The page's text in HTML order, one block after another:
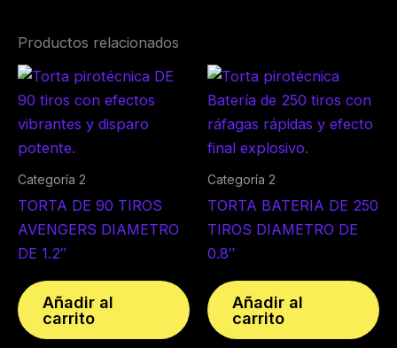
Productos relacionados
Categoría 2
TORTA DE 90 TIROS
AVENGERS DIAMETRO
DE 1.2″
Añadir al
carrito
Categoría 2
TORTA BATERIA DE 250
TIROS DIAMETRO DE
0.8″
Añadir al
carrito